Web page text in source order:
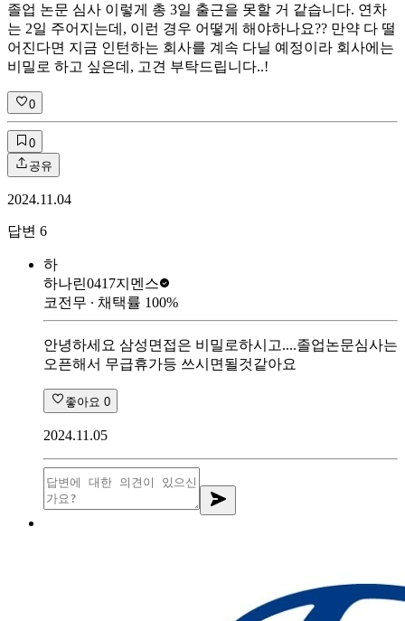
졸업 논문 심사 이렇게 총 3일 출근을 못할 거 같습니다. 연차
는 2일 주어지는데, 이런 경우 어떻게 해야하나요?? 만약 다 떨
어진다면 지금 인턴하는 회사를 계속 다닐 예정이라 회사에는
비밀로 하고 싶은데, 고견 부탁드립니다..!
0
0
공유
2024.11.04
답변 6
하
하나린0417지멘스
코전무 ∙ 채택률 100%
안녕하세요 삼성면접은 비밀로하시고....졸업논문심사는
오픈해서 무급휴가등 쓰시면될것같아요
좋아요 0
2024.11.05